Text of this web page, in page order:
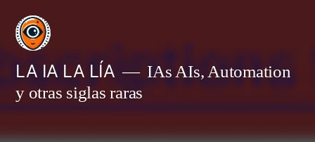
Saltar
contenido
LA IA LA LÍA
IAs AIs, Automation
y otras siglas raras